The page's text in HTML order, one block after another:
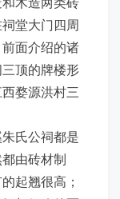
堂大门四周
面介绍的诸
顶的牌楼形
婺源洪村三
氏公祠都是
由砖材制
起翘很高；